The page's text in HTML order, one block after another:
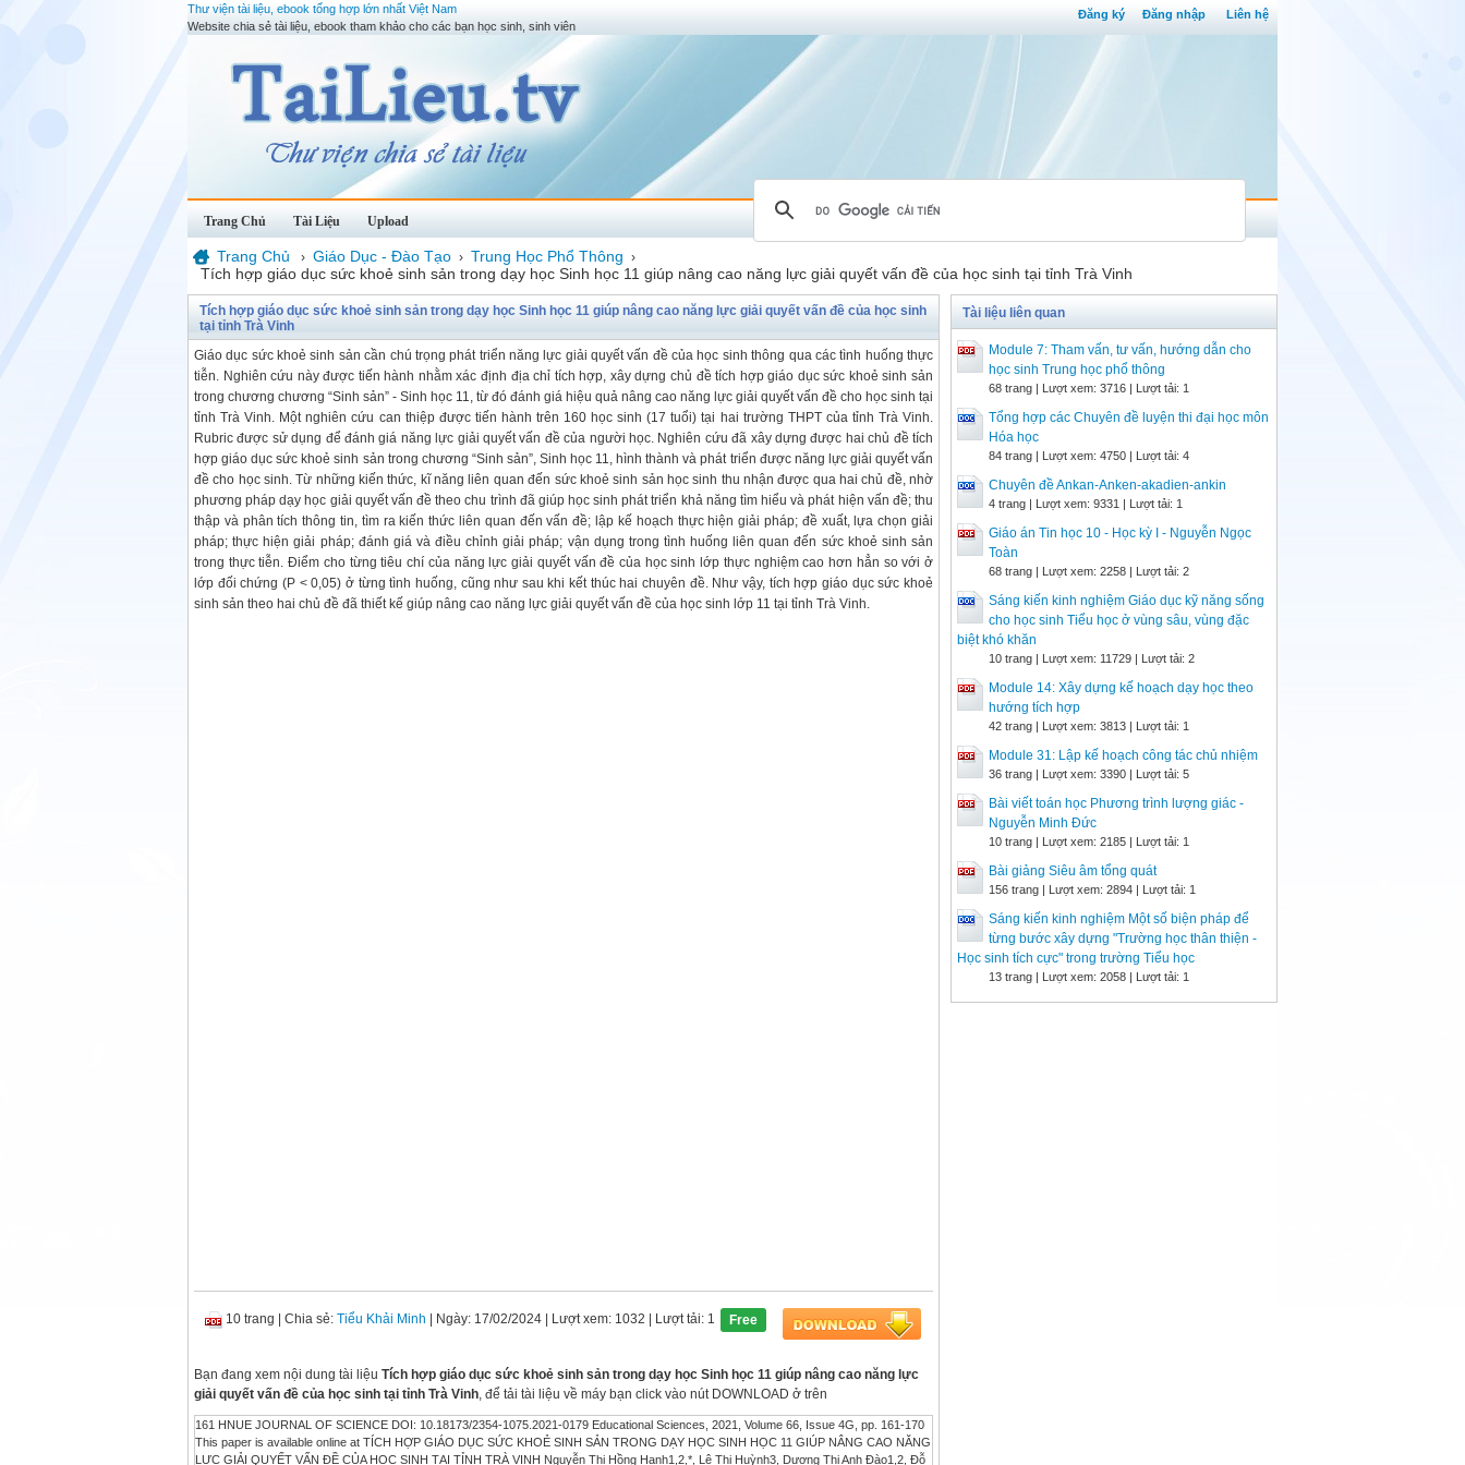
Đăng ký Đăng nhập Liên hệ
Thư viện tài liệu, ebook tổng hợp lớn nhất Việt Nam
Website chia sẻ tài liệu, ebook tham khảo cho các bạn học sinh, sinh viên
Trang Chủ Tài Liệu Upload
Trang Chủ › Giáo Dục - Đào Tạo › Trung Học Phổ Thông ›
Tích hợp giáo dục sức khoẻ sinh sản trong dạy học Sinh học 11 giúp nâng cao năng lực giải quyết vấn đề của học sinh tại tỉnh Trà Vinh
Tích hợp giáo dục sức khoẻ sinh sản trong dạy học Sinh học 11 giúp nâng cao năng lực giải quyết vấn đề của học sinh
tại tỉnh Trà Vinh
Giáo dục sức khoẻ sinh sản cần chú trọng phát triển năng lực giải quyết vấn đề của học sinh thông qua các tình huống thực
tiễn. Nghiên cứu này được tiến hành nhằm xác định địa chỉ tích hợp, xây dựng chủ đề tích hợp giáo dục sức khoẻ sinh sản
trong chương chương “Sinh sản” - Sinh học 11, từ đó đánh giá hiệu quả nâng cao năng lực giải quyết vấn đề cho học sinh tại
tỉnh Trà Vinh. Một nghiên cứu can thiệp được tiến hành trên 160 học sinh (17 tuổi) tại hai trường THPT của tỉnh Trà Vinh.
Rubric được sử dụng để đánh giá năng lực giải quyết vấn đề của người học. Nghiên cứu đã xây dựng được hai chủ đề tích
hợp giáo dục sức khoẻ sinh sản trong chương “Sinh sản”, Sinh học 11, hình thành và phát triển được năng lực giải quyết vấn
đề cho học sinh. Từ những kiến thức, kĩ năng liên quan đến sức khoẻ sinh sản học sinh thu nhận được qua hai chủ đề, nhờ
phương pháp dạy học giải quyết vấn đề theo chu trình đã giúp học sinh phát triển khả năng tìm hiểu và phát hiện vấn đề; thu
thập và phân tích thông tin, tìm ra kiến thức liên quan đến vấn đề; lập kế hoạch thực hiện giải pháp; đề xuất, lựa chọn giải
pháp; thực hiện giải pháp; đánh giá và điều chỉnh giải pháp; vận dụng trong tình huống liên quan đến sức khoẻ sinh sản
trong thực tiễn. Điểm cho từng tiêu chí của năng lực giải quyết vấn đề của học sinh lớp thực nghiệm cao hơn hẳn so với ở
lớp đối chứng (P < 0,05) ở từng tình huống, cũng như sau khi kết thúc hai chuyên đề. Như vậy, tích hợp giáo dục sức khoẻ
sinh sản theo hai chủ đề đã thiết kế giúp nâng cao năng lực giải quyết vấn đề của học sinh lớp 11 tại tỉnh Trà Vinh.
10 trang Chia sẻ: Tiểu Khải Minh | Ngày: 17/02/2024 | Lượt xem: 1032 | Lượt tải: 1 Free
Bạn đang xem nội dung tài liệu Tích hợp giáo dục sức khoẻ sinh sản trong dạy học Sinh học 11 giúp nâng cao năng lực
giải quyết vấn đề của học sinh tại tỉnh Trà Vinh, để tải tài liệu về máy bạn click vào nút DOWNLOAD ở trên
161 HNUE JOURNAL OF SCIENCE DOI: 10.18173/2354-1075.2021-0179 Educational Sciences, 2021, Volume 66, Issue 4G, pp. 161-170
This paper is available online at TÍCH HỢP GIÁO DỤC SỨC KHOẺ SINH SẢN TRONG DẠY HỌC SINH HỌC 11 GIÚP NÂNG CAO NĂNG
LỰC GIẢI QUYẾT VẤN ĐỀ CỦA HỌC SINH TẠI TỈNH TRÀ VINH Nguyễn Thị Hồng Hạnh1,2,*, Lê Thị Huỳnh3, Dương Thị Anh Đào1,2, Đỗ
Tài liệu liên quan
Module 7: Tham vấn, tư vấn, hướng dẫn cho
học sinh Trung học phổ thông
68 trang | Lượt xem: 3716 | Lượt tải: 1
Tổng hợp các Chuyên đề luyện thi đại học môn
Hóa học
84 trang | Lượt xem: 4750 | Lượt tải: 4
Chuyên đề Ankan-Anken-akadien-ankin
4 trang | Lượt xem: 9331 | Lượt tải: 1
Giáo án Tin học 10 - Học kỳ I - Nguyễn Ngọc
Toàn
68 trang | Lượt xem: 2258 | Lượt tải: 2
Sáng kiến kinh nghiệm Giáo dục kỹ năng sống
cho học sinh Tiểu học ở vùng sâu, vùng đặc
biệt khó khăn
10 trang | Lượt xem: 11729 | Lượt tải: 2
Module 14: Xây dựng kế hoạch dạy học theo
hướng tích hợp
42 trang | Lượt xem: 3813 | Lượt tải: 1
Module 31: Lập kế hoạch công tác chủ nhiệm
36 trang | Lượt xem: 3390 | Lượt tải: 5
Bài viết toán học Phương trình lượng giác -
Nguyễn Minh Đức
10 trang | Lượt xem: 2185 | Lượt tải: 1
Bài giảng Siêu âm tổng quát
156 trang | Lượt xem: 2894 | Lượt tải: 1
Sáng kiến kinh nghiệm Một số biện pháp để
từng bước xây dựng "Trường học thân thiện -
Học sinh tích cực" trong trường Tiểu học
13 trang | Lượt xem: 2058 | Lượt tải: 1